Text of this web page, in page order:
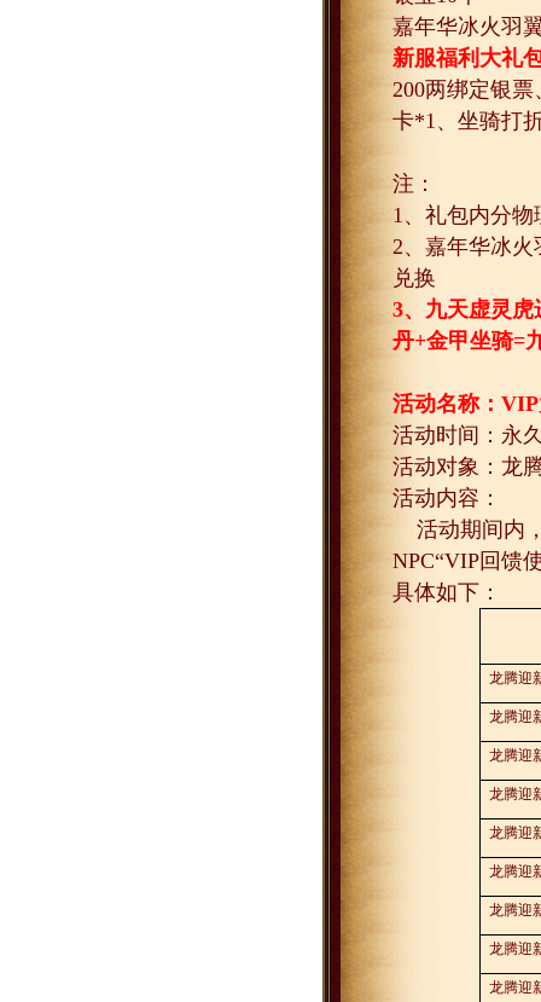
嘉年华冰火羽
新服福利大礼
200两绑定银票
卡*1、坐骑打
注：
1、礼包内分
2、嘉年华冰
兑换
3、九天虚灵
丹+金甲坐骑=
活动名称： VIP
活动时间：永
活动对象：龙
活动内容：
活动期间内
NPC“VIP回馈
具体如下：
龙腾迎
龙腾迎
龙腾迎
龙腾迎
龙腾迎
龙腾迎
龙腾迎
龙腾迎
龙腾迎